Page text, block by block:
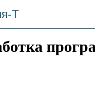
Т